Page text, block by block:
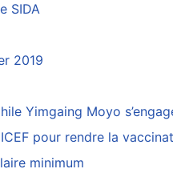
SIDA
2019
Yimgaing Moyo
pour rendre la
minimum